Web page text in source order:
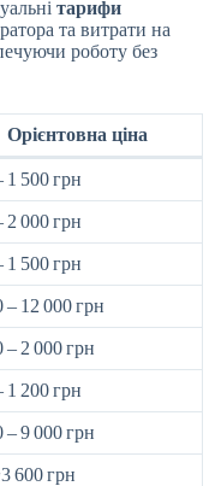
тарифи
та витрати на
роботу без
Орієнтовна ціна
1 500 грн
2 000 грн
1 500 грн
– 12 000 грн
– 2 000 грн
1 200 грн
– 9 000 грн
600 грн